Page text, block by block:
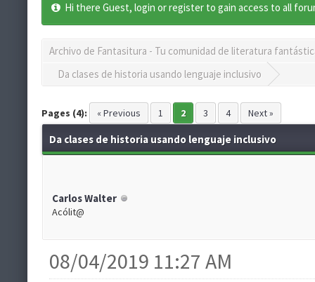
Hi there Guest, login or register to gain access to all
Archivo de Fantasitura - Tu comunidad de literatura
Da clases de historia usando lenguaje inclusivo
Pages (4): « Previous 1 2 3 4 Next »
Da clases de historia usando lenguaje inclusivo
Carlos Walter
Acólit@
08/04/2019 11:27 AM